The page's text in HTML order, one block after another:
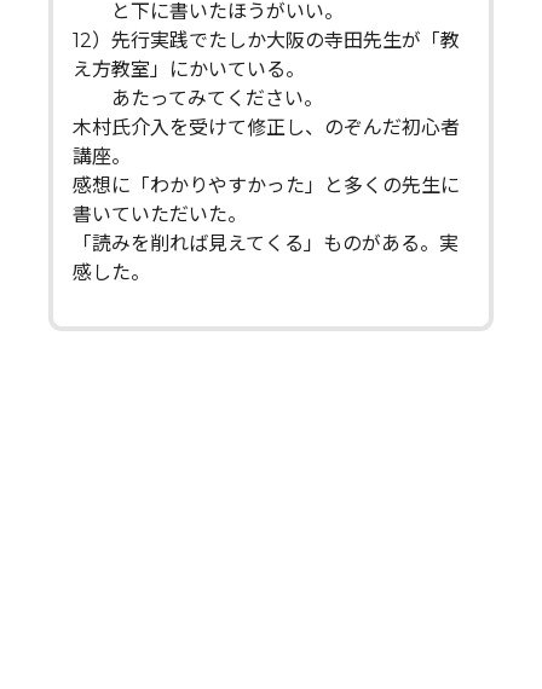
と下に書いたほうがいい。
12）先行実践でたしか大阪の寺田先生が「教
え方教室」にかいている。
あたってみてください。
木村氏介入を受けて修正し、のぞんだ初心者
講座。
感想に「わかりやすかった」と多くの先生に
書いていただいた。
「読みを削れば見えてくる」ものがある。実
感した。